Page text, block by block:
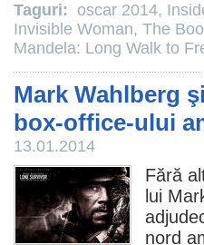
Taguri: oscar 2014,
Invisible Woman, The
Mandela: Long Walk to
Mark Wahlberg
box-office-ului
13.01.2014
Fără
lui
nord